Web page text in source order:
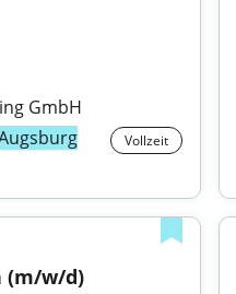
GmbH
Vollzeit
(m/w/d)